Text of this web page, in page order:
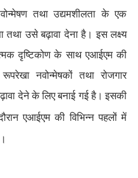
तथा उद्यमशीलता के एक
तथा उसे बढ़ावा देना है। इस लक्ष्य
दृष्टिकोण के साथ एआईएम की
नवोन्मेषकों तथा रोजगार
देने के लिए बनाई गई है। इसकी
एआईएम की विभिन्न पहलों में